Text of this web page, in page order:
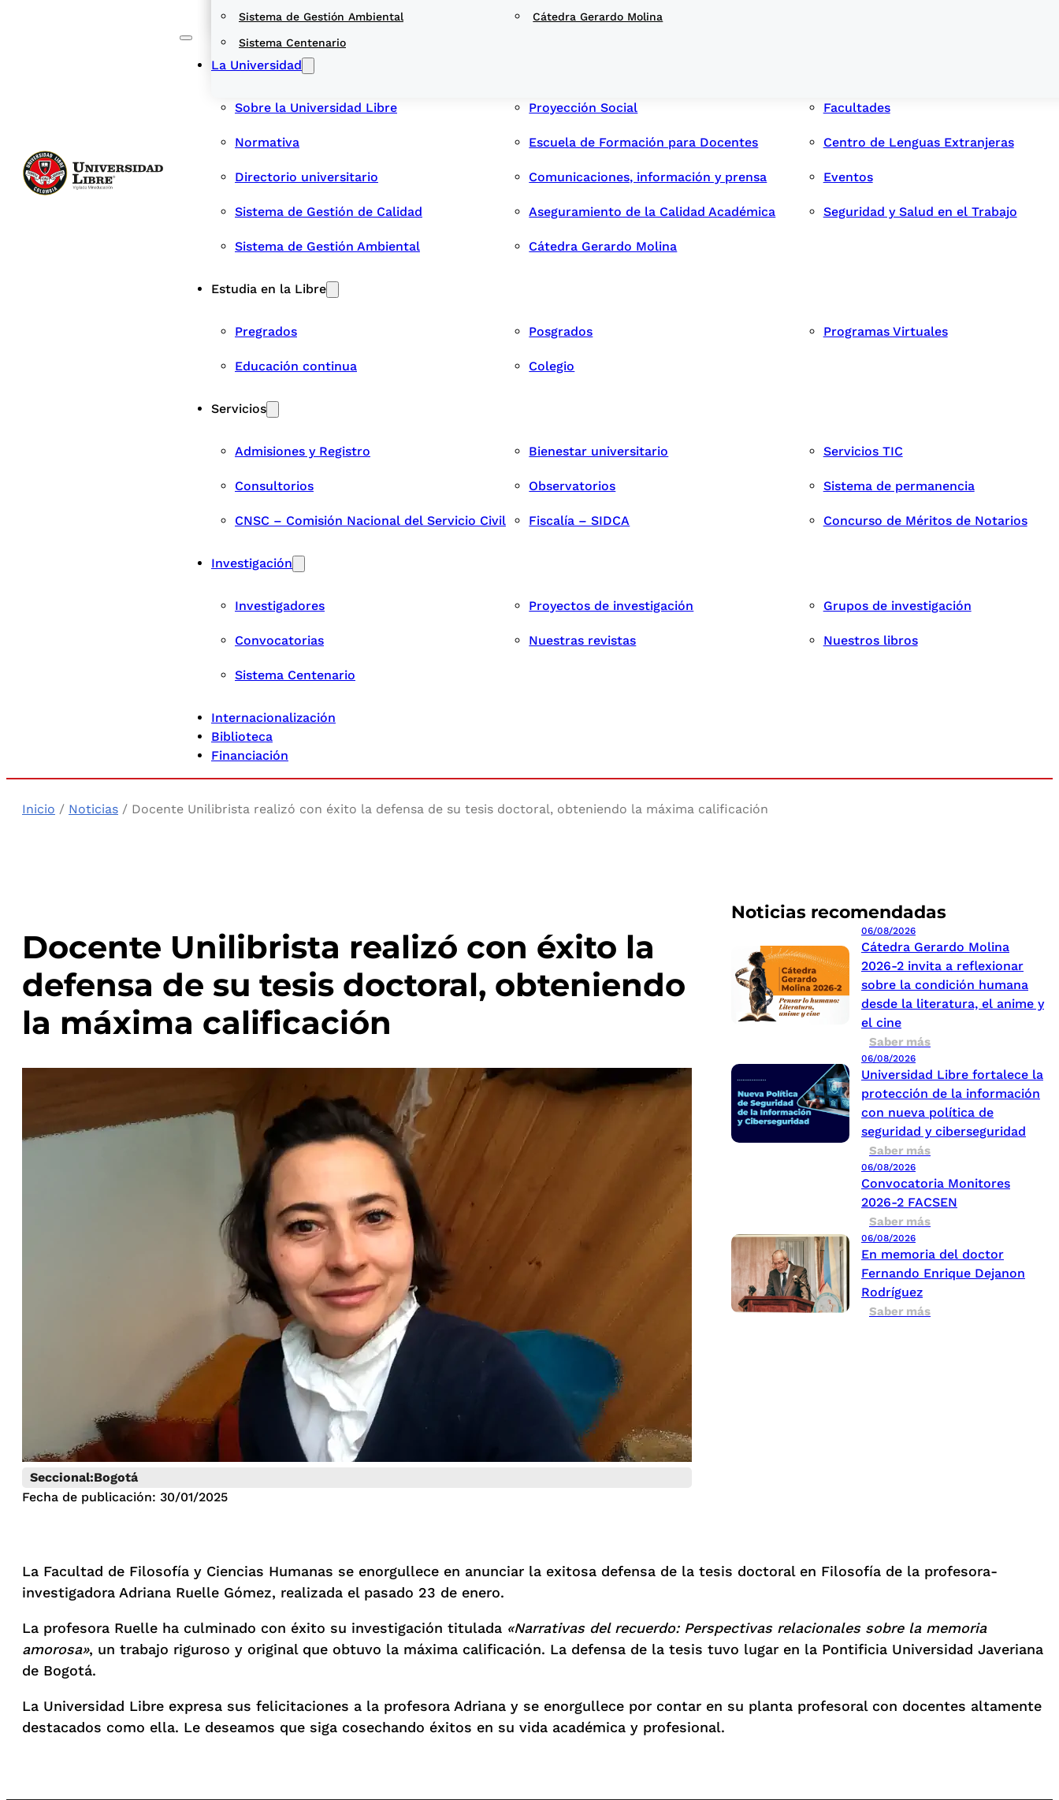
Sistema de Gestión Ambiental Cátedra Gerardo Molina
Sistema Centenario
La Universidad
Sobre la Universidad Libre Proyección Social Facultades
Normativa Escuela de Formación para Docentes Centro de Lenguas Extranjeras
Directorio universitario Comunicaciones, información y prensa Eventos
Sistema de Gestión de Calidad Aseguramiento de la Calidad Académica Seguridad y Salud en el Trabajo
Sistema de Gestión Ambiental Cátedra Gerardo Molina
Estudia en la Libre
Pregrados Posgrados Programas Virtuales
Educación continua Colegio
Servicios
Admisiones y Registro Bienestar universitario Servicios TIC
Consultorios Observatorios Sistema de permanencia
CNSC – Comisión Nacional del Servicio Civil Fiscalía – SIDCA Concurso de Méritos de Notarios
Investigación
Investigadores Proyectos de investigación Grupos de investigación
Convocatorias Nuestras revistas Nuestros libros
Sistema Centenario
Internacionalización
Biblioteca
Financiación
Inicio / Noticias / Docente Unilibrista realizó con éxito la defensa de su tesis doctoral, obteniendo la máxima calificación
Docente Unilibrista realizó con éxito la
defensa de su tesis doctoral, obteniendo
la máxima calificación
Seccional:Bogotá
Fecha de publicación: 30/01/2025
Noticias recomendadas
06/08/2026
Cátedra Gerardo Molina
2026-2 invita a reflexionar
sobre la condición humana
desde la literatura, el anime y
el cine
Saber más
06/08/2026
Universidad Libre fortalece la
protección de la información
con nueva política de
seguridad y ciberseguridad
Saber más
06/08/2026
Convocatoria Monitores
2026-2 FACSEN
Saber más
06/08/2026
En memoria del doctor
Fernando Enrique Dejanon
Rodríguez
Saber más
La Facultad de Filosofía y Ciencias Humanas se enorgullece en anunciar la exitosa defensa de la tesis doctoral en Filosofía de la profesora-
investigadora Adriana Ruelle Gómez, realizada el pasado 23 de enero.
La profesora Ruelle ha culminado con éxito su investigación titulada «Narrativas del recuerdo: Perspectivas relacionales sobre la memoria
amorosa», un trabajo riguroso y original que obtuvo la máxima calificación. La defensa de la tesis tuvo lugar en la Pontificia Universidad Javeriana
de Bogotá.
La Universidad Libre expresa sus felicitaciones a la profesora Adriana y se enorgullece por contar en su planta profesoral con docentes altamente
destacados como ella. Le deseamos que siga cosechando éxitos en su vida académica y profesional.